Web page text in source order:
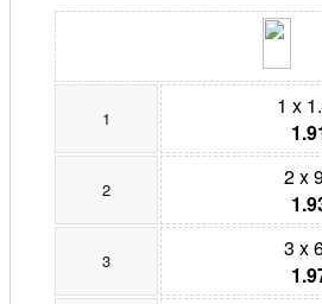
1
1 x
2
2 x
3
3 x